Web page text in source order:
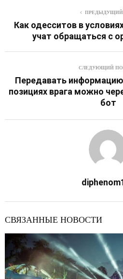
Как одесситов в
учат обращаться с
СЛЕДУЮЩИЙ
Передавать
позициях врага можно
бот
СВЯЗАННЫЕ НОВОСТИ